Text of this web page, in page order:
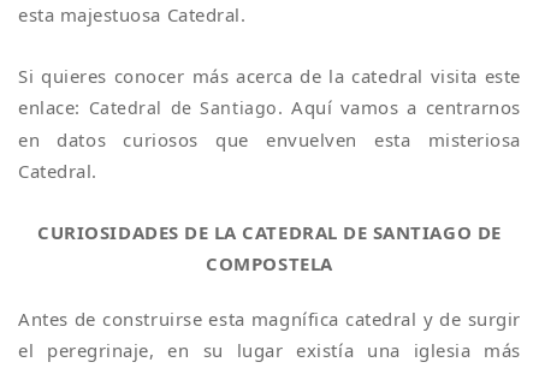
esta majestuosa Catedral.
Si quieres conocer más acerca de la catedral visita este
enlace: Catedral de Santiago. Aquí vamos a centrarnos
en datos curiosos que envuelven esta misteriosa
Catedral.
CURIOSIDADES DE LA CATEDRAL DE SANTIAGO DE
COMPOSTELA
Antes de construirse esta magnífica catedral y de surgir
el peregrinaje, en su lugar existía una iglesia más